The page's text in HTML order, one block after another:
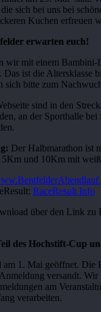
sich bei uns bei
Kuchen erfreuen
erwarten euch!
wir mit einem Bambini-
ist die Altersklasse
sich bitte zum
sind in den
an der Sporthalle bei
Der Halbmarathon ist
5Km und 10Km mit
RaceResult Info
über den Link zu
des Hochstift-Cup
1. Mai geöffnet. Die
versandt.
am
verarbeiten.